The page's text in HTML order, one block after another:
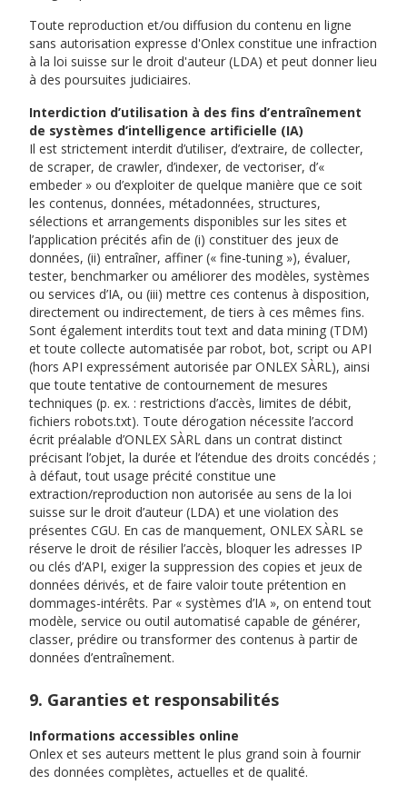
Toute reproduction et/ou diffusion du contenu en ligne
sans autorisation expresse d'Onlex constitue une infraction
à la loi suisse sur le droit d'auteur (LDA) et peut donner lieu
à des poursuites judiciaires.
Interdiction d’utilisation à des fins d’entraînement
de systèmes d’intelligence artificielle (IA)
Il est strictement interdit d’utiliser, d’extraire, de collecter,
de scraper, de crawler, d’indexer, de vectoriser, d’«
embeder » ou d’exploiter de quelque manière que ce soit
les contenus, données, métadonnées, structures,
sélections et arrangements disponibles sur les sites et
l’application précités afin de (i) constituer des jeux de
données, (ii) entraîner, affiner (« fine-tuning »), évaluer,
tester, benchmarker ou améliorer des modèles, systèmes
ou services d’IA, ou (iii) mettre ces contenus à disposition,
directement ou indirectement, de tiers à ces mêmes fins.
Sont également interdits tout text and data mining (TDM)
et toute collecte automatisée par robot, bot, script ou API
(hors API expressément autorisée par ONLEX SÀRL), ainsi
que toute tentative de contournement de mesures
techniques (p. ex. : restrictions d’accès, limites de débit,
fichiers robots.txt). Toute dérogation nécessite l’accord
écrit préalable d’ONLEX SÀRL dans un contrat distinct
précisant l’objet, la durée et l’étendue des droits concédés ;
à défaut, tout usage précité constitue une
extraction/reproduction non autorisée au sens de la loi
suisse sur le droit d’auteur (LDA) et une violation des
présentes CGU. En cas de manquement, ONLEX SÀRL se
réserve le droit de résilier l’accès, bloquer les adresses IP
ou clés d’API, exiger la suppression des copies et jeux de
données dérivés, et de faire valoir toute prétention en
dommages-intérêts. Par « systèmes d’IA », on entend tout
modèle, service ou outil automatisé capable de générer,
classer, prédire ou transformer des contenus à partir de
données d’entraînement.
9. Garanties et responsabilités
Informations accessibles online
Onlex et ses auteurs mettent le plus grand soin à fournir
des données complètes, actuelles et de qualité.